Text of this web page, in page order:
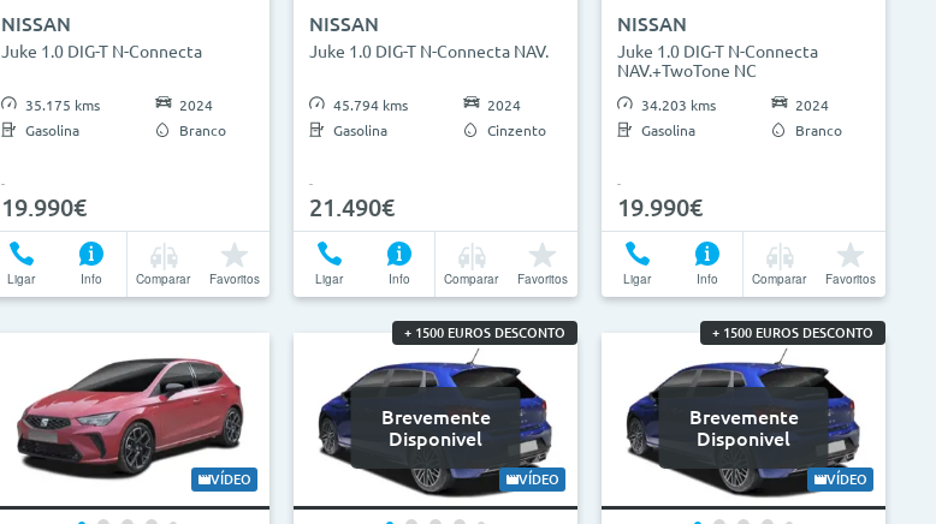
NISSAN
Juke 1.0 DIG-T N-Connecta
35.175 kms
Gasolina
2024
Branco
19.990€
Ligar Info Comparar Favoritos
NISSAN
Juke 1.0 DIG-T N-Connecta NAV.
45.794 kms
Gasolina
2024
Cinzento
21.490€
Ligar Info Comparar Favoritos
NISSAN
Juke 1.0 DIG-T N-Connecta
NAV.+TwoTone NC
34.203 kms
Gasolina
2024
Branco
19.990€
Ligar Info Comparar Favoritos
VÍDEO
+ 1500 EUROS DESCONTO
Brevemente
Disponivel
VÍDEO
+ 1500 EUROS DESCONTO
Brevemente
Disponivel
VÍDEO